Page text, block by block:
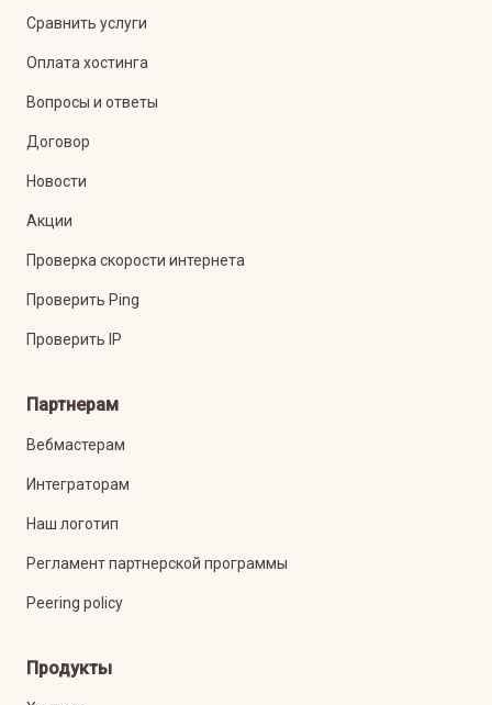
Сравнить услуги
Оплата хостинга
Вопросы и ответы
Договор
Новости
Акции
Проверка скорости интернета
Проверить Ping
Проверить IP
Партнерам
Вебмастерам
Интеграторам
Наш логотип
Регламент партнерской программы
Peering policy
Продукты